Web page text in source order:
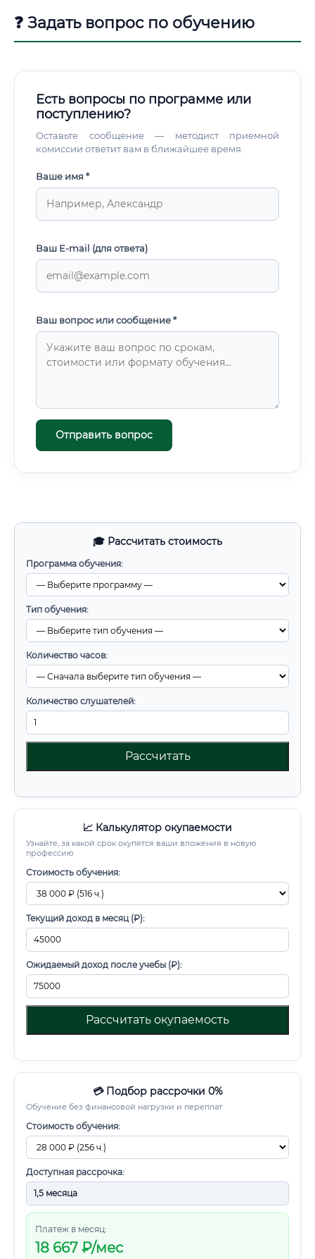
🎓 Рассчитать стоимость
Программа обучения:
Тип обучения:
Количество часов:
Количество слушателей:
Рассчитать
📈 Калькулятор окупаемости
Узнайте, за какой срок окупятся ваши вложения в новую
профессию
Стоимость обучения:
Текущий доход в месяц (₽):
Ожидаемый доход после учебы (₽):
Рассчитать окупаемость
💳 Подбор рассрочки 0%
Обучение без финансовой нагрузки и переплат
Стоимость обучения:
Доступная рассрочка:
Платеж в месяц:
18 667 ₽/мес
❓ Задать вопрос по обучению
Есть вопросы по программе или
поступлению?
Оставьте сообщение — методист приемной
комиссии ответит вам в ближайшее время.
Ваше имя *
Ваш E-mail (для ответа)
Ваш вопрос или сообщение *
Отправить вопрос